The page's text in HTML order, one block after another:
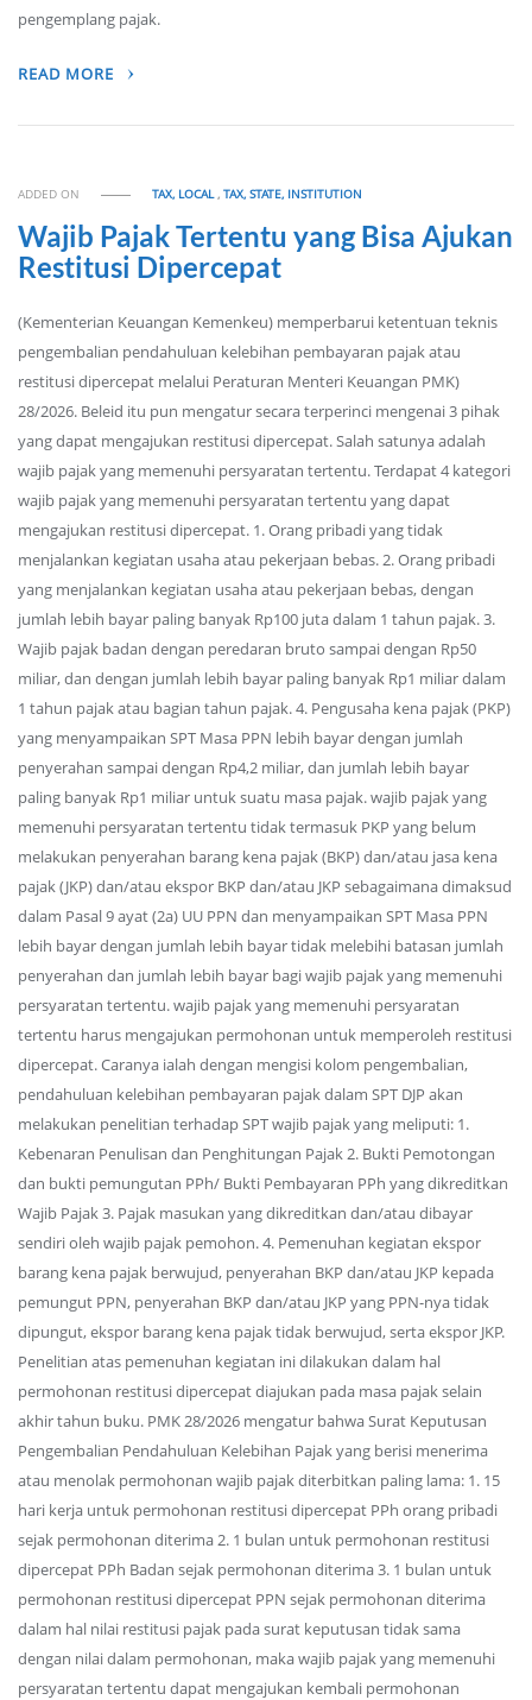
pengemplang pajak.
READ MORE
ADDED ON TAX, LOCAL,TAX, STATE, INSTITUTION
Wajib Pajak Tertentu yang Bisa Ajukan
Restitusi Dipercepat
(Kementerian Keuangan Kemenkeu) memperbarui ketentuan teknis
pengembalian pendahuluan kelebihan pembayaran pajak atau
restitusi dipercepat melalui Peraturan Menteri Keuangan PMK)
28/2026. Beleid itu pun mengatur secara terperinci mengenai 3 pihak
yang dapat mengajukan restitusi dipercepat. Salah satunya adalah
wajib pajak yang memenuhi persyaratan tertentu. Terdapat 4 kategori
wajib pajak yang memenuhi persyaratan tertentu yang dapat
mengajukan restitusi dipercepat. 1. Orang pribadi yang tidak
menjalankan kegiatan usaha atau pekerjaan bebas. 2. Orang pribadi
yang menjalankan kegiatan usaha atau pekerjaan bebas, dengan
jumlah lebih bayar paling banyak Rp100 juta dalam 1 tahun pajak. 3.
Wajib pajak badan dengan peredaran bruto sampai dengan Rp50
miliar, dan dengan jumlah lebih bayar paling banyak Rp1 miliar dalam
1 tahun pajak atau bagian tahun pajak. 4. Pengusaha kena pajak (PKP)
yang menyampaikan SPT Masa PPN lebih bayar dengan jumlah
penyerahan sampai dengan Rp4,2 miliar, dan jumlah lebih bayar
paling banyak Rp1 miliar untuk suatu masa pajak. wajib pajak yang
memenuhi persyaratan tertentu tidak termasuk PKP yang belum
melakukan penyerahan barang kena pajak (BKP) dan/atau jasa kena
pajak (JKP) dan/atau ekspor BKP dan/atau JKP sebagaimana dimaksud
dalam Pasal 9 ayat (2a) UU PPN dan menyampaikan SPT Masa PPN
lebih bayar dengan jumlah lebih bayar tidak melebihi batasan jumlah
penyerahan dan jumlah lebih bayar bagi wajib pajak yang memenuhi
persyaratan tertentu. wajib pajak yang memenuhi persyaratan
tertentu harus mengajukan permohonan untuk memperoleh restitusi
dipercepat. Caranya ialah dengan mengisi kolom pengembalian,
pendahuluan kelebihan pembayaran pajak dalam SPT DJP akan
melakukan penelitian terhadap SPT wajib pajak yang meliputi: 1.
Kebenaran Penulisan dan Penghitungan Pajak 2. Bukti Pemotongan
dan bukti pemungutan PPh/ Bukti Pembayaran PPh yang dikreditkan
Wajib Pajak 3. Pajak masukan yang dikreditkan dan/atau dibayar
sendiri oleh wajib pajak pemohon. 4. Pemenuhan kegiatan ekspor
barang kena pajak berwujud, penyerahan BKP dan/atau JKP kepada
pemungut PPN, penyerahan BKP dan/atau JKP yang PPN-nya tidak
dipungut, ekspor barang kena pajak tidak berwujud, serta ekspor JKP.
Penelitian atas pemenuhan kegiatan ini dilakukan dalam hal
permohonan restitusi dipercepat diajukan pada masa pajak selain
akhir tahun buku. PMK 28/2026 mengatur bahwa Surat Keputusan
Pengembalian Pendahuluan Kelebihan Pajak yang berisi menerima
atau menolak permohonan wajib pajak diterbitkan paling lama: 1. 15
hari kerja untuk permohonan restitusi dipercepat PPh orang pribadi
sejak permohonan diterima 2. 1 bulan untuk permohonan restitusi
dipercepat PPh Badan sejak permohonan diterima 3. 1 bulan untuk
permohonan restitusi dipercepat PPN sejak permohonan diterima
dalam hal nilai restitusi pajak pada surat keputusan tidak sama
dengan nilai dalam permohonan, maka wajib pajak yang memenuhi
persyaratan tertentu dapat mengajukan kembali permohonan